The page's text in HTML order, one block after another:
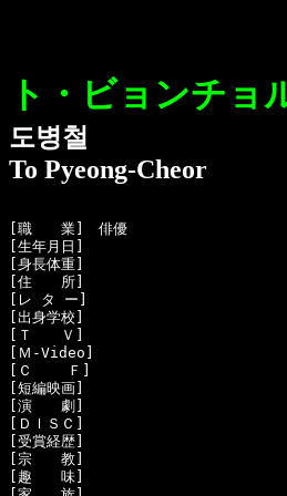
ト・ビョンチョ
도병철
To Pyeong-Cheor
[職　　業]　俳優
[生年月日]
[身長体重]
[住　　所]
[レ タ ー]
[出身学校]
[Ｔ　　Ｖ]
[Ｍ-Video]
[Ｃ    Ｆ]
[短編映画]
[演　　劇]
[ＤＩＳＣ]
[受賞経歴]
[宗　　教]
[趣　　味]